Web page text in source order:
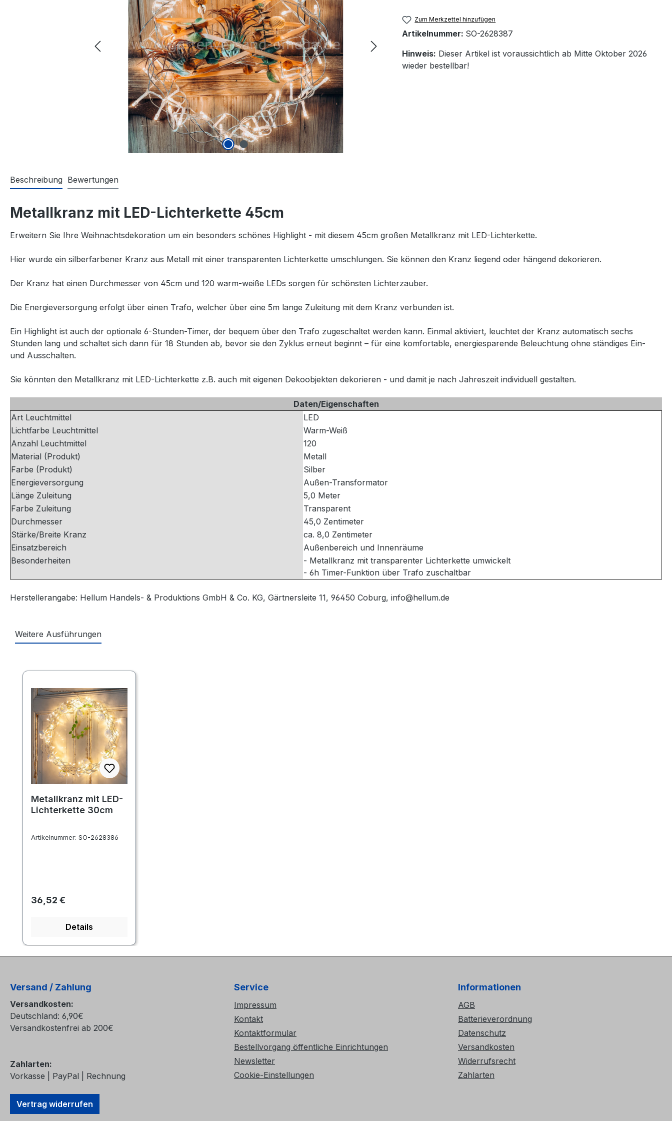
Zum Merkzettel hinzufügen
Artikelnummer: SO-2628387
Hinweis: Dieser Artikel ist voraussichtlich ab Mitte Oktober 2026
wieder bestellbar!
Beschreibung Bewertungen
Metallkranz mit LED-Lichterkette 45cm
Erweitern Sie Ihre Weihnachtsdekoration um ein besonders schönes Highlight - mit diesem 45cm großen Metallkranz mit LED-Lichterkette.
Hier wurde ein silberfarbener Kranz aus Metall mit einer transparenten Lichterkette umschlungen. Sie können den Kranz liegend oder hängend dekorieren.
Der Kranz hat einen Durchmesser von 45cm und 120 warm-weiße LEDs sorgen für schönsten Lichterzauber.
Die Energieversorgung erfolgt über einen Trafo, welcher über eine 5m lange Zuleitung mit dem Kranz verbunden ist.
Ein Highlight ist auch der optionale 6-Stunden-Timer, der bequem über den Trafo zugeschaltet werden kann. Einmal aktiviert, leuchtet der Kranz automatisch sechs
Stunden lang und schaltet sich dann für 18 Stunden ab, bevor sie den Zyklus erneut beginnt – für eine komfortable, energiesparende Beleuchtung ohne ständiges Ein-
und Ausschalten.
Sie könnten den Metallkranz mit LED-Lichterkette z.B. auch mit eigenen Dekoobjekten dekorieren - und damit je nach Jahreszeit individuell gestalten.
Daten/Eigenschaften
Art Leuchtmittel
LED
Lichtfarbe Leuchtmittel
Warm-Weiß
Anzahl Leuchtmittel
120
Material (Produkt)
Metall
Farbe (Produkt)
Silber
Energieversorgung
Außen-Transformator
Länge Zuleitung
5,0 Meter
Farbe Zuleitung
Transparent
Durchmesser
45,0 Zentimeter
Stärke/Breite Kranz
ca. 8,0 Zentimeter
Einsatzbereich
Außenbereich und Innenräume
Besonderheiten
- Metallkranz mit transparenter Lichterkette umwickelt
- 6h Timer-Funktion über Trafo zuschaltbar
Herstellerangabe: Hellum Handels- & Produktions GmbH & Co. KG, Gärtnersleite 11, 96450 Coburg, info@hellum.de
Weitere Ausführungen
Metallkranz mit LED-
Lichterkette 30cm
Artikelnummer: SO-2628386
Regulärer Preis:
36,52 €
Details
Versand / Zahlung
Versandkosten:
Deutschland: 6,90€
Versandkostenfrei ab 200€
Zahlarten:
Vorkasse | PayPal | Rechnung
Vertrag widerrufen
Service
Impressum
Kontakt
Kontaktformular
Bestellvorgang öffentliche Einrichtungen
Newsletter
Cookie-Einstellungen
Informationen
AGB
Batterieverordnung
Datenschutz
Versandkosten
Widerrufsrecht
Zahlarten